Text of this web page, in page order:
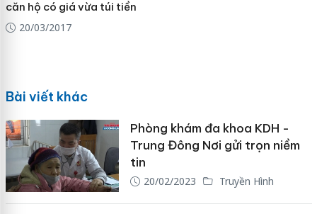
căn hộ có giá vừa túi tiền
20/03/2017
Bài viết khác
Phòng khám đa khoa KDH -
Trung Đông Nơi gửi trọn niềm
tin
20/02/2023 Truyền Hình